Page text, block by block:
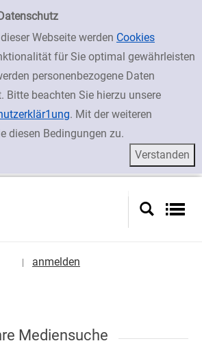
Webseite werden Cookies
für Sie optimal gewährleisten
personenbezogene Daten
Bitte beachten Sie hierzu unsere
. Mit der weiteren
diesen Bedingungen zu.
anmelden
Mediensuche